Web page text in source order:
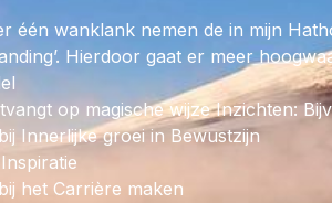
één wanklank nemen de in mijn
Hierdoor gaat er meer
op magische wijze Inzichten:
Innerlijke groei in Bewustzijn
het Carrière maken